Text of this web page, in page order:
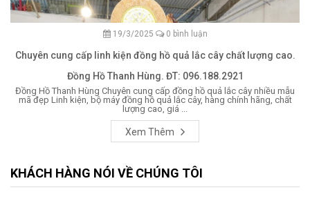
19/3/2025 0 bình luận
Chuyên cung cấp linh kiện đồng hồ quả lắc cây chất lượng cao.
Đồng Hồ Thanh Hùng. ĐT: 096.188.2921
Đồng Hồ Thanh Hùng Chuyên cung cấp đồng hồ quả lắc cây nhiều mẫu
mã đẹp Linh kiện, bộ máy đồng hồ quả lắc cây, hàng chính hãng, chất
lượng cao, giá ...
Xem Thêm
KHÁCH HÀNG NÓI VỀ CHÚNG TÔI